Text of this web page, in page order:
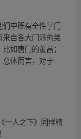
中既有全性掌门
自各大门派的弟
如唐门的董昌；
体而言，对于
一人之下》同样精